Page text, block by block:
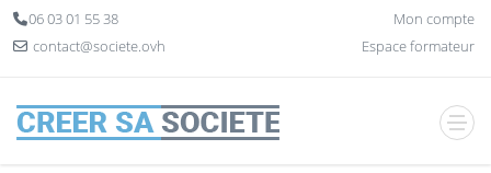
06 03 01 55 38
contact@societe.ovh
Mon compte
Espace formateur
Panneau de gestion des cookies